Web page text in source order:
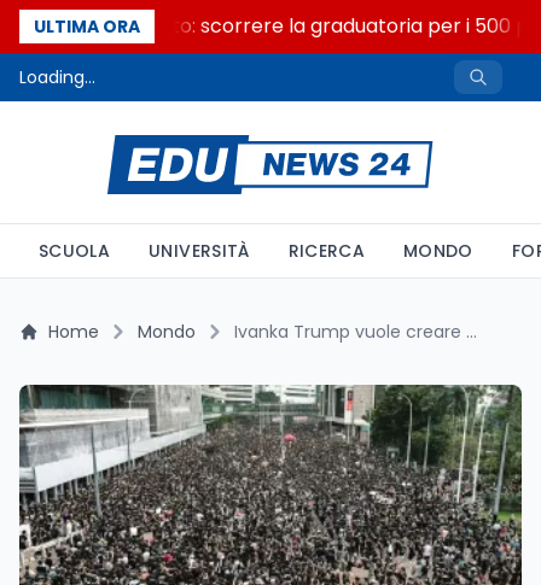
ULTIMA ORA
Consiglio di Stato: scorrere la graduatoria per i 500
Loading...
SCUOLA UNIVERSITÀ RICERCA MONDO
Home Mondo Ivanka Trump vuole creare un resort sull'isola di Sazan in Albania: scattano le proteste degli ambientalisti